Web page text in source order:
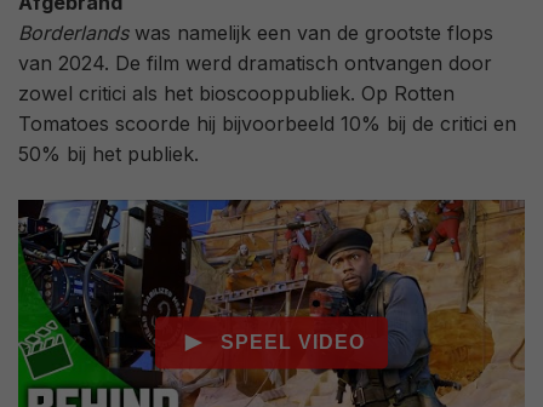
Borderlandswas namelijk een van de grootste flops
van 2024. De film werd dramatisch ontvangen door
zowel critici als het bioscooppubliek. Op Rotten
Tomatoes scoorde hij bijvoorbeeld 10% bij de critici en
50% bij het publiek.